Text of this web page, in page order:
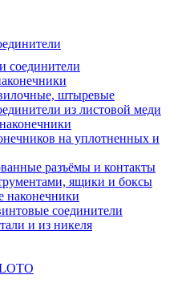
соединители
штыревые
из листовой меди
на уплотненных и
разъёмы и контакты
ящики и боксы
наконечники
соединители
и из никеля